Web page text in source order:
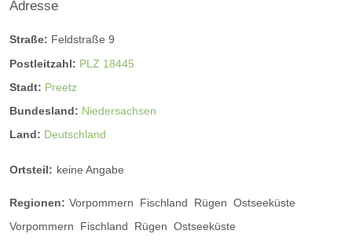
Adresse
Straße: Feldstraße 9
Postleitzahl: PLZ 18445
Stadt: Preetz
Bundesland: Niedersachsen
Land: Deutschland
Ortsteil: keine Angabe
Regionen: Vorpommern Fischland Rügen Ostseeküste
Vorpommern
Fischland Rügen Ostseeküste